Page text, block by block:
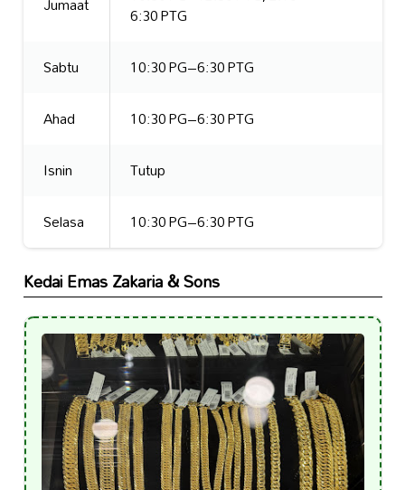
6:30 PTG
Sabtu
10:30 PG–6:30 PTG
Ahad
10:30 PG–6:30 PTG
Isnin
Tutup
Selasa
10:30 PG–6:30 PTG
Kedai Emas Zakaria & Sons